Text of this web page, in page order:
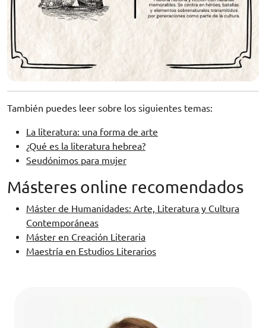
También puedes leer sobre los siguientes temas:
La literatura: una forma de arte
¿Qué es la literatura hebrea?
Seudónimos para mujer
Másteres online recomendados
Máster de Humanidades: Arte, Literatura y Cultura
Contemporáneas
Máster en Creación Literaria
Maestría en Estudios Literarios